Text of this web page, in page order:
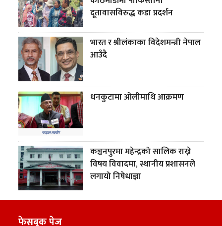
दूतावासविरुद्ध कडा प्रदर्शन
भारत र श्रीलंकाका विदेशमन्त्री नेपाल
आउँदै
धनकुटामा ओलीमाथि आक्रमण
कञ्चनपुरमा महेन्द्रको सालिक राख्ने
विषय विवादमा, स्थानीय प्रशासनले
लगायो निषेधाज्ञा
फेसबुक पेज